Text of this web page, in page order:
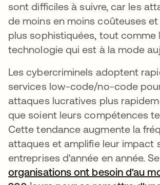
sont difficiles à suivre, car les
de moins en moins coûteuses
plus sophistiquées, tout comme
technologie qui est à la mode
Les cybercriminels adoptent
services low-code/no-code
attaques lucratives plus
que soient leurs compétences
Cette tendance augmente la
attaques et amplifie leur impact
entreprises d'année en année.
organisations ont besoin d'au